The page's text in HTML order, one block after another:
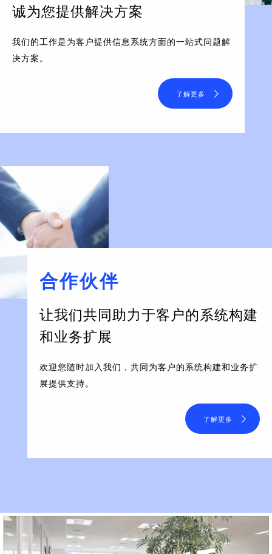
诚为您提供解决方案
我们的工作是为客户提供信息系统方面的一站式问题解
决方案。
了解更多
合作伙伴
让我们共同助力于客户的系统构建
和业务扩展
欢迎您随时加入我们，共同为客户的系统构建和业务扩
展提供支持。
了解更多